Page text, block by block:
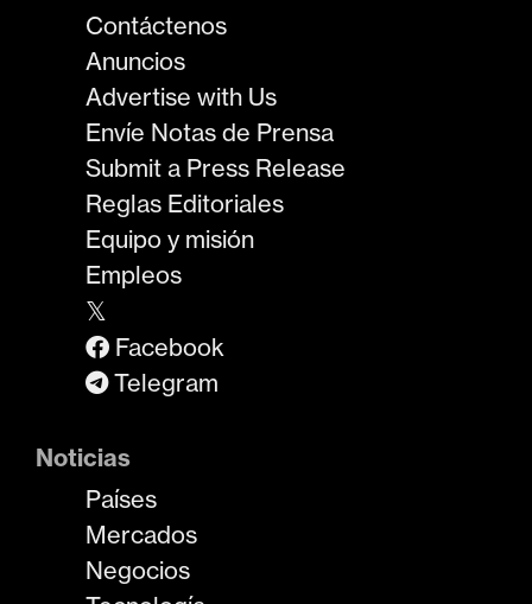
Contáctenos
Anuncios
Advertise with Us
Envíe Notas de Prensa
Submit a Press Release
Reglas Editoriales
Equipo y misión
Empleos
𝕏
Facebook
Telegram
Noticias
Países
Mercados
Negocios